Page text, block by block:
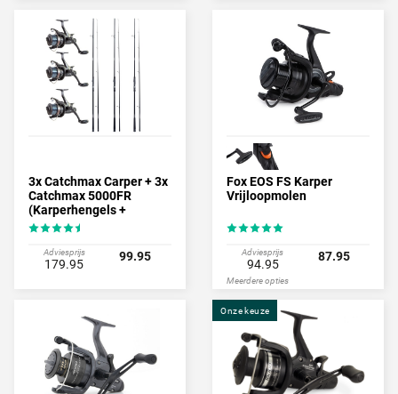
3x Catchmax Carper + 3x
Catchmax 5000FR
(Karperhengels +
Vrijloopmolens)
Adviesprijs
179.95
99.95
Fox EOS FS Karper
Vrijloopmolen
Adviesprijs
94.95
87.95
Meerdere opties
Onze keuze